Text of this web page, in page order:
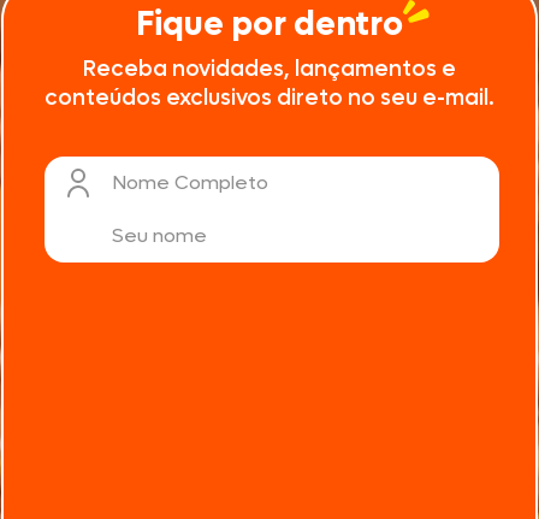
Fique por dentro
Receba novidades, lançamentos e
conteúdos exclusivos direto no seu e-mail.
Nome Completo